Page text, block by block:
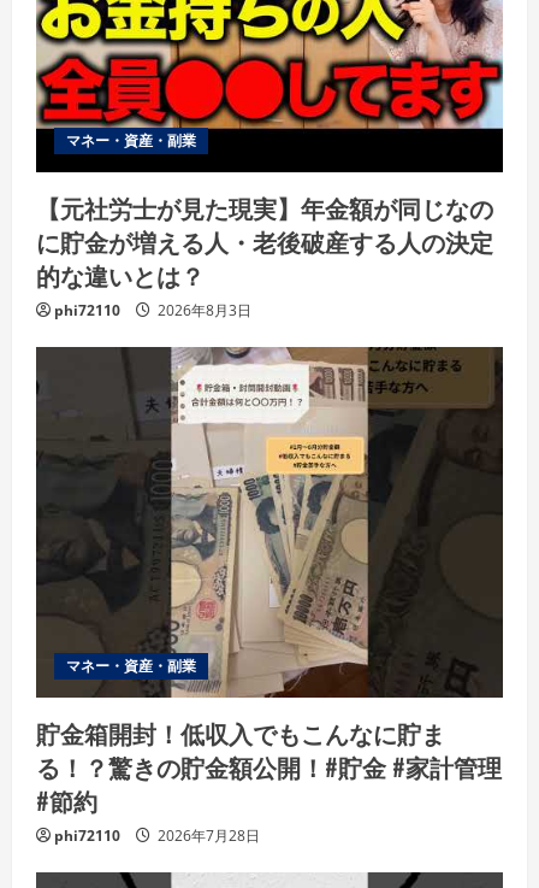
マネー・資産・副業
【元社労士が見た現実】年金額が同じなの
に貯金が増える人・老後破産する人の決定
的な違いとは？
phi72110 2026年8月3日
マネー・資産・副業
貯金箱開封！低収入でもこんなに貯ま
る！？驚きの貯金額公開！#貯金 #家計管理
#節約
phi72110 2026年7月28日